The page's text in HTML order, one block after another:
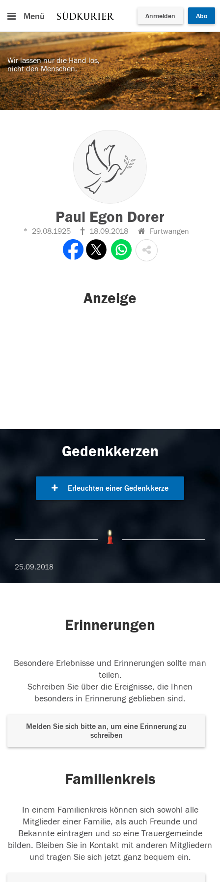
Menü Anmelden Abo
Wir lassen nur die Hand los,
nicht den Menschen.
Paul Egon Dorer
29.08.1925 18.09.2018 Furtwangen
Anzeige
Gedenkkerzen
Erleuchten einer Gedenkkerze
25.09.2018
Erinnerungen
Besondere Erlebnisse und Erinnerungen sollte man
teilen.
Schreiben Sie über die Ereignisse, die Ihnen
besonders in Erinnerung geblieben sind.
Melden Sie sich bitte an, um eine Erinnerung zu
schreiben
Familienkreis
In einem Familienkreis können sich sowohl alle
Mitglieder einer Familie, als auch Freunde und
Bekannte eintragen und so eine Trauergemeinde
bilden. Bleiben Sie in Kontakt mit anderen Mitgliedern
und tragen Sie sich jetzt ganz bequem ein.